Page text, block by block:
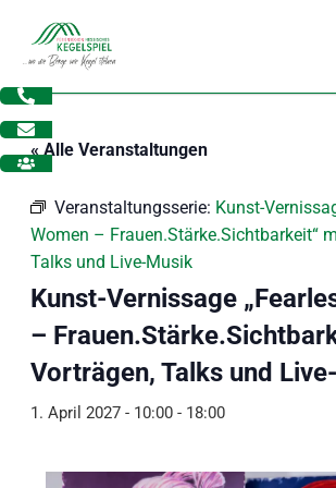
Inhalt
springen
« Alle Veranstaltungen
Veranstaltungsserie: Kunst-
Women – Frauen.Stärke.Sichtbarkeit“
Talks und Live-Musik
Kunst-Vernissage
–
Vorträgen, Talks und
1. April 2027 - 10:00- 18:00